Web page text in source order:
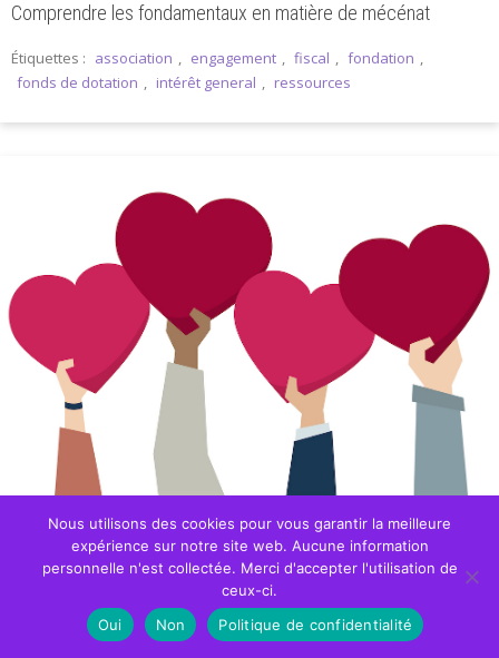
Comprendre les fondamentaux en matière de mécénat
Étiquettes : association , engagement , fiscal , fondation ,
fonds de dotation , intérêt general , ressources
Mécénat et intérêt général : approche politique, juridique et
association , engagement , fiscal , fondation
Nous utilisons des cookies pour vous garantir la meilleure
expérience sur notre site web. Aucune information
personnelle n'est collectée. Merci d'accepter l'utilisation de
ceux-ci.
Oui
Non Politique de confidentialité